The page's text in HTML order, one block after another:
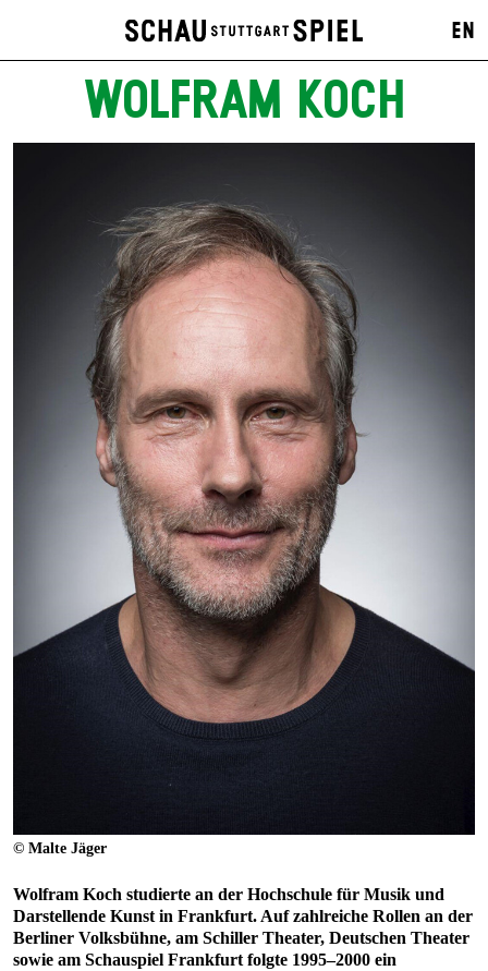
EN
WOLFRAM KOCH
© Malte Jäger
Wolfram Koch studierte an der Hochschule für Musik und
Darstellende Kunst in Frankfurt. Auf zahlreiche Rollen an der
Berliner Volksbühne, am Schiller Theater, Deutschen Theater
sowie am Schauspiel Frankfurt folgte 1995–2000 ein